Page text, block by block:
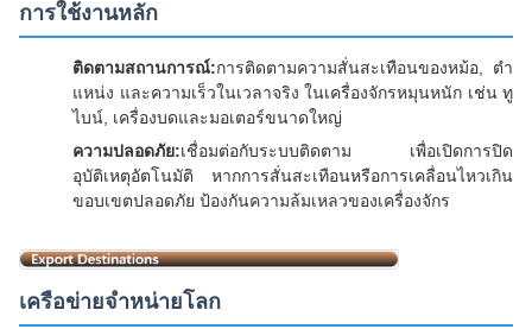
การใช้งานหลัก
ติดตามสถานการณ์:การติดตามความสั่นสะเทือนของหม้อ, ตํา
แหน่ง และความเร็วในเวลาจริง ในเครื่องจักรหมุนหนัก เช่น ทู
ไบน์, เครื่องบดและมอเตอร์ขนาดใหญ่
ความปลอดภัย:เชื่อมต่อกับระบบติดตาม เพื่อเปิดการปิด
อุบัติเหตุอัตโนมัติ หากการสั่นสะเทือนหรือการเคลื่อนไหวเกิน
ขอบเขตปลอดภัย ป้องกันความล้มเหลวของเครื่องจักร
เครือข่ายจําหน่ายโลก